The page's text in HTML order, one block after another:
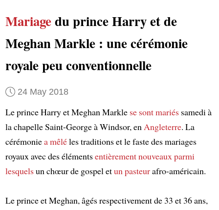
Mariagedu prince Harry et de
Meghan Markle : une cérémonie
royale peu conventionnelle
24 May 2018
Le prince Harry et Meghan Markle se sont mariéssamedi à
la chapelle Saint-George à Windsor, enAngleterre. La
cérémoniea mêléles traditions et le faste des mariages
royaux avec des élémentsentièrement nouveauxparmi
lesquelsun chœur de gospel etun pasteurafro-américain.
Le prince et Meghan, âgés respectivement de 33 et 36 ans,